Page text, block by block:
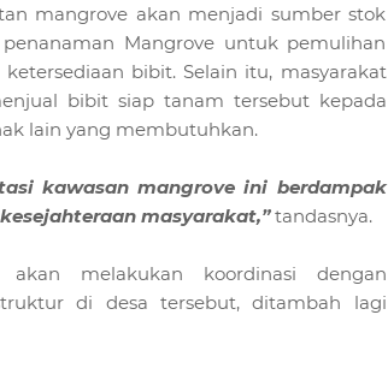
mangrove akan menjadi sumber stok
Mangrove untuk pemulihan
bibit. Selain itu, masyarakat
bibit siap tanam tersebut kepada
lain yang membutuhkan.
kawasan mangrove ini berdampak
masyarakat,”tandasnya.
melakukan koordinasi dengan
di desa tersebut, ditambah lagi